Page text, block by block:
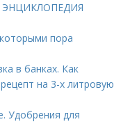
ЭНЦИКЛОПЕДИЯ
пора
в банках. Как
на 3-х литровую
Удобрения для